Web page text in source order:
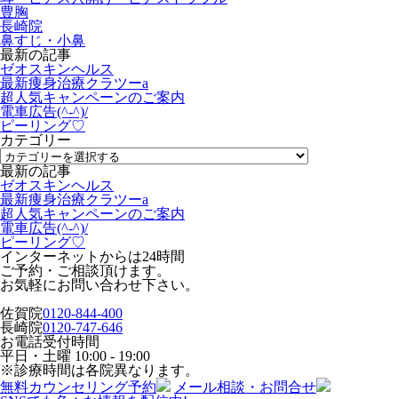
豊胸
長崎院
鼻すじ・小鼻
最新の記事
ゼオスキンヘルス
最新痩身治療クラツーa
超人気キャンペーンのご案内
電車広告(^-^)/
ピーリング♡
カテゴリー
最新の記事
ゼオスキンヘルス
最新痩身治療クラツーa
超人気キャンペーンのご案内
電車広告(^-^)/
ピーリング♡
インターネットからは24時間
ご予約・ご相談頂けます。
お気軽にお問い合わせ下さい。
佐賀院0120-844-400
長崎院0120-747-646
お電話受付時間
平日・土曜 10:00 - 19:00
※診療時間は各院異なります。
無料カウンセリング予約
メール相談・お問合せ